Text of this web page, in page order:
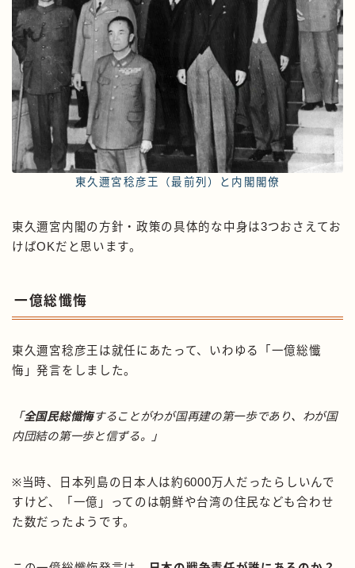
東久邇宮稔彦王（最前列）と内閣閣僚
東久邇宮内閣の方針・政策の具体的な中身は3つおさえてお
けばOKだと思います。
一億総懺悔
東久邇宮稔彦王は就任にあたって、いわゆる「一億総懺
悔」発言をしました。
「全国民総懺悔することがわが国再建の第一歩であり、わが国
内団結の第一歩と信ずる。」
※当時、日本列島の日本人は約6000万人だったらしいんで
すけど、「一億」ってのは朝鮮や台湾の住民なども合わせ
た数だったようです。